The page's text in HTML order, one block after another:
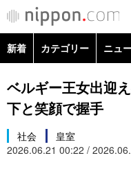
カテゴリー
新着 カテゴリー ニュ
政治・外交
経済・ビジネス
国際・海外
ベルギー王女出迎
下と笑顔で握手
社会
皇室
2026.06.21 00:22 /